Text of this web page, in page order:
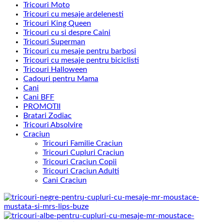
Tricouri Moto
Tricouri cu mesaje ardelenesti
Tricouri King Queen
Tricouri cu si despre Caini
Tricouri Superman
Tricouri cu mesaje pentru barbosi
Tricouri cu mesaje pentru biciclisti
Tricouri Halloween
Cadouri pentru Mama
Cani
Cani BFF
PROMOTII
Bratari Zodiac
Tricouri Absolvire
Craciun
Tricouri Familie Craciun
Tricouri Cupluri Craciun
Tricouri Craciun Copii
Tricouri Craciun Adulti
Cani Craciun